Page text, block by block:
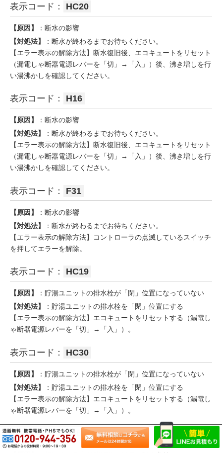
表示コード： HC20
【原因】
：断水の影響
【対処法】
：断水が終わるまでお待ちください。
【エラー表示の解除方法】断水復旧後、エコキュートをリセット
（漏電しゃ断器電源レバーを「切」→「入」）後、沸き増しを行
い湯沸かしを確認してください。
表示コード： H16
【原因】
：断水の影響
【対処法】
：断水が終わるまでお待ちください。
【エラー表示の解除方法】断水復旧後、エコキュートをリセット
（漏電しゃ断器電源レバーを「切」→「入」）後、沸き増しを行
い湯沸かしを確認してください。
表示コード： F31
【原因】
：断水の影響
【対処法】
：断水が終わるまでお待ちください。
【エラー表示の解除方法】コントローラの点滅しているスイッチ
を押してエラーを解除。
表示コード： HC19
【原因】
：貯湯ユニットの排水栓が「閉」位置になっていない
【対処法】
：貯湯ユニットの排水栓を「閉」位置にする
【エラー表示の解除方法】エコキュートをリセットする（漏電し
ゃ断器電源レバーを「切」→「入」）。
表示コード： HC30
【原因】
：貯湯ユニットの排水栓が「閉」位置になっていない
【対処法】
：貯湯ユニットの排水栓を「閉」位置にする
【エラー表示の解除方法】エコキュートをリセットする（漏電し
ゃ断器電源レバーを「切」→「入」）。
表示コード： F661